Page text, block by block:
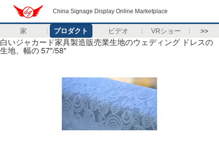
China Signage Display Online Marketplace
家 プロダクト ビデオ VRショー >>
白いジャカード家具製造販売業生地のウェディング ドレスの
生地、幅の 57"/58"